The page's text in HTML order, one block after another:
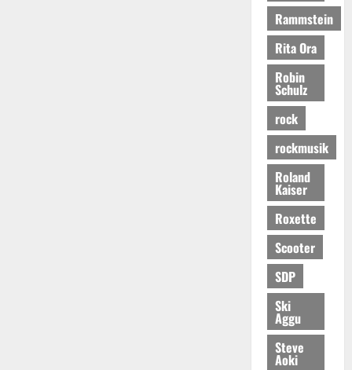
Rammstein
Rita Ora
Robin
Schulz
rock
rockmusik
Roland
Kaiser
Roxette
Scooter
SDP
Ski
Aggu
Steve
Aoki